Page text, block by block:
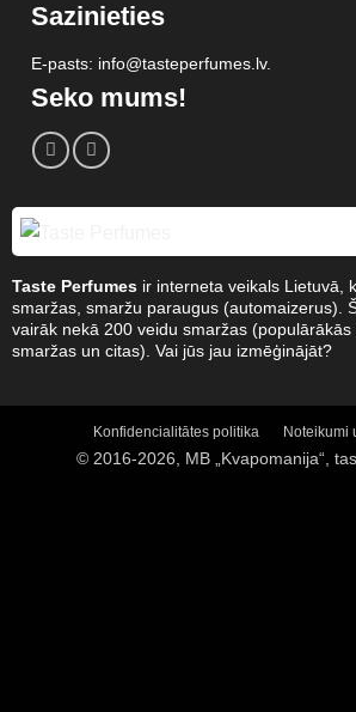
Sazinieties
E-pasts: info@tasteperfumes.lv.
Seko mums!
Taste Perfumesir interneta veikals Lietuvā,
smaržas, smaržu paraugus (automaizerus).
vairāk nekā 200 veidu smaržas
smaržas un citas). Vai jūs jau izmēģinājāt?
Konfidencialitātes politika Noteikumi
© 2016-2026, MB „Kvapomanija“,